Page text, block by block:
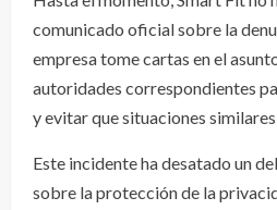
comunicado oficial sobre la
empresa tome cartas en el
autoridades correspondientes
y evitar que situaciones
Este incidente ha desatado un
sobre la protección de la